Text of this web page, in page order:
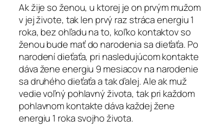
Ak žije so ženou, u ktorej je on prvým mužom
v jej živote, tak len prvý raz stráca energiu 1
roka, bez ohľadu na to, koľko kontaktov so
ženou bude mať do narodenia sa dieťaťa. Po
narodení dieťaťa, pri nasledujúcom kontakte
dáva žene energiu 9 mesiacov na narodenie
sa druhého dieťaťa a tak ďalej. Ale ak muž
vedie voľný pohlavný života, tak pri každom
pohlavnom kontakte dáva každej žene
energiu 1 roka svojho života.